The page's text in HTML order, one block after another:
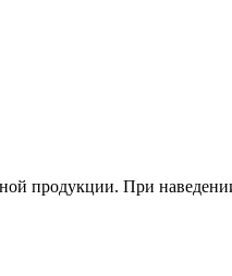
продукции. При